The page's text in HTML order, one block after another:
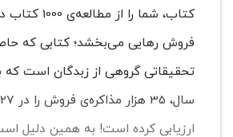
کتاب، شما را از
فروش رهایی می‌بخشد؛ کتابی که
ارزیابی کرده است! به همین دلیل